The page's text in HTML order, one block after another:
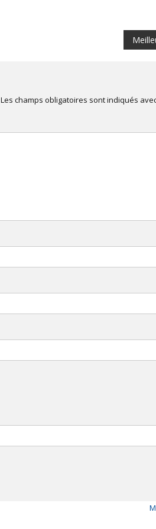
Les champs obligatoires sont indiqués